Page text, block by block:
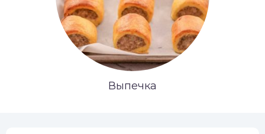
Выпечка